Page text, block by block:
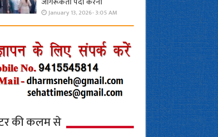
January 13, 2026- 3:05 AM
की कलम से